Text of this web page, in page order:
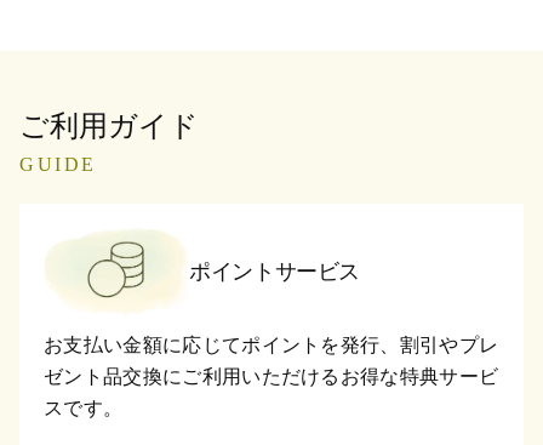
ご利用ガイド
GUIDE
ポイントサービス
お支払い金額に応じてポイントを発行、割引やプレ
ゼント品交換にご利用いただけるお得な特典サービ
スです。